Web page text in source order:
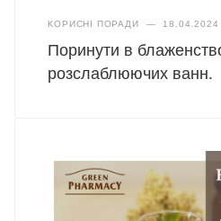
КОРИСНІ ПОРАДИ — 18.04.2024
Поринути в
розслаблюючих ванн.